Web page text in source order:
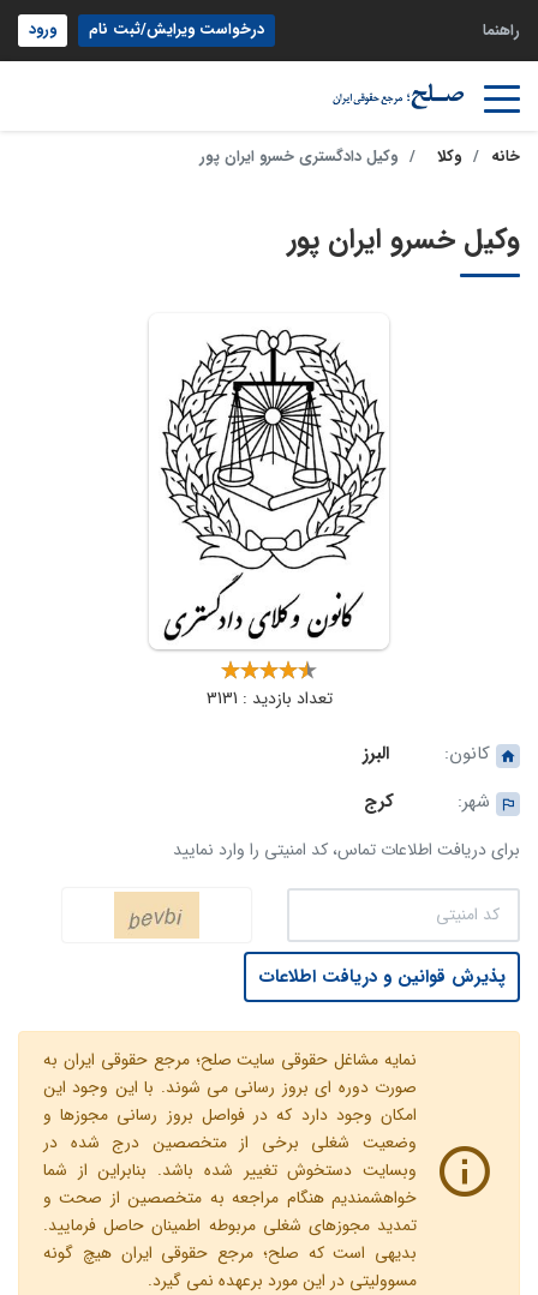
راهنما درخواست ویرایش/ثبت نام ورود
خانه وکلا وکیل دادگستری خسرو ایران پور
وکیل خسرو ایران پور
تعداد بازدید : 3131
کانون:
البرز
شهر:
کرج
برای دریافت اطلاعات تماس، کد امنیتی را وارد نمایید
پذیرش قوانین و دریافت اطلاعات
نمایه مشاغل حقوقی سایت صلح؛ مرجع حقوقی ایران به
صورت دوره ای بروز رسانی می شوند. با این وجود این
امکان وجود دارد که در فواصل بروز رسانی مجوزها و
وضعیت شغلی برخی از متخصصین درج شده در
وبسایت دستخوش تغییر شده باشد. بنابراین از شما
خواهشمندیم هنگام مراجعه به متخصصین از صحت و
تمدید مجوزهای شغلی مربوطه اطمینان حاصل فرمایید.
بدیهی است که صلح؛ مرجع حقوقی ایران هیچ گونه
مسوولیتی در این مورد برعهده نمی گیرد.